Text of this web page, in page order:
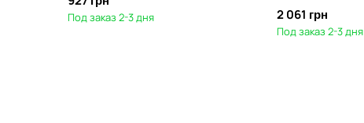
Под заказ 2-3 дня
2 061 грн
Под заказ 2-3 дня